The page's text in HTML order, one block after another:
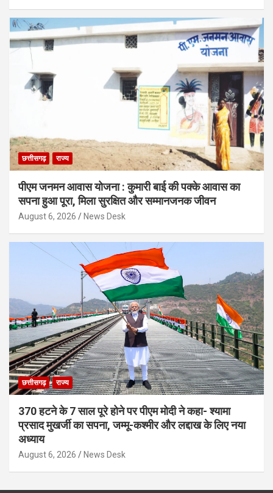
छत्तीसगढ़ राज्य
पीएम जनमन आवास योजना : कुमारी बाई की पक्के आवास का
सपना हुआ पूरा, मिला सुरक्षित और सम्मानजनक जीवन
August 6, 2026 News Desk
छत्तीसगढ़ राज्य
370 हटने के 7 साल पूरे होने पर पीएम मोदी ने कहा- श्यामा
प्रसाद मुखर्जी का सपना, जम्मू-कश्मीर और लद्दाख के लिए नया
अध्याय
August 6, 2026 News Desk